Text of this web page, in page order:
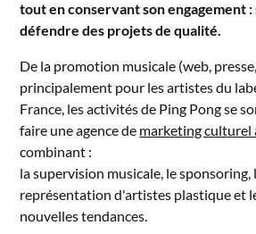
tout en conservant son engagement :
défendre des projets de qualité.
De la promotion musicale (web,
principalement pour les artistes du
France, les activités de Ping Pong se
faire une agence de marketing culturel
combinant :
la supervision musicale, le
représentation d'artistes plastique et
nouvelles tendances.